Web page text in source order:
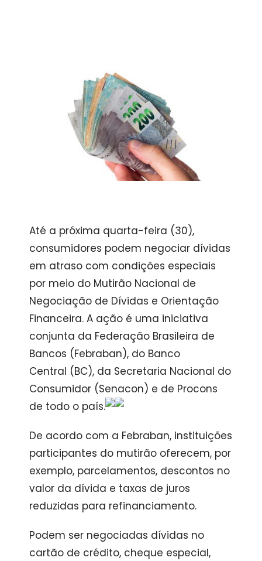
Até a próxima quarta-feira (30),
consumidores podem negociar dívidas
em atraso com condições especiais
por meio do Mutirão Nacional de
Negociação de Dívidas e Orientação
Financeira. A ação é uma iniciativa
conjunta da Federação Brasileira de
Bancos (Febraban), do Banco
Central (BC), da Secretaria Nacional do
Consumidor (Senacon) e de Procons
de todo o país.
De acordo com a Febraban, instituições
participantes do mutirão oferecem, por
exemplo, parcelamentos, descontos no
valor da dívida e taxas de juros
reduzidas para refinanciamento.
Podem ser negociadas dívidas no
cartão de crédito, cheque especial,